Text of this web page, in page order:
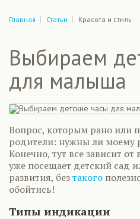
Главная Статьи Красота и стиль
Выбираем
для малыша
Вопрос, которым рано или
родители: нужны ли моему
Конечно, тут все зависит от
уже посещает детский сад
развития, безтакого
обойтись!
Типы индикации